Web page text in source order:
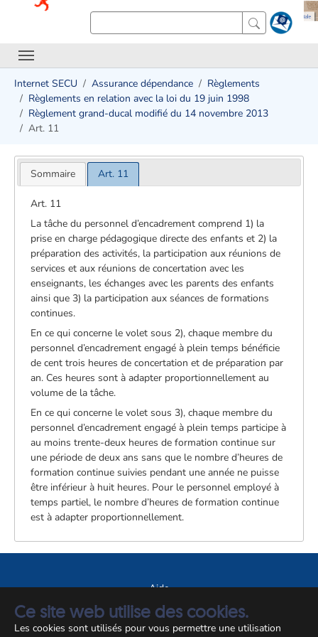
Ce site web utilise des cookies.
Les cookies sont utilisés pour vous permettre une utilisation
Internet SECU Assurance dépendance
Règlements
Règlements en relation avec la loi du 19 juin 1998
Règlement grand-ducal modifié du 14 novembre 2013
Art. 11
Sommaire Art. 11
Art. 11
La tâche du personnel d’encadrement comprend 1) la
prise en charge pédagogique directe des enfants et 2) la
préparation des activités, la participation aux réunions de
services et aux réunions de concertation avec les
enseignants, les échanges avec les parents des enfants
ainsi que 3) la participation aux séances de formations
continues.
En ce qui concerne le volet sous 2), chaque membre du
personnel d’encadrement engagé à plein temps bénéficie
de cent trois heures de concertation et de préparation par
an. Ces heures sont à adapter proportionnellement au
volume de la tâche.
En ce qui concerne le volet sous 3), chaque membre du
personnel d’encadrement engagé à plein temps participe à
au moins trente-deux heures de formation continue sur
une période de deux ans sans que le nombre d’heures de
formation continue suivies pendant une année ne puisse
être inférieur à huit heures. Pour le personnel employé à
temps partiel, le nombre d’heures de formation continue
est à adapter proportionnellement.
Aide
A propos du site
Notice légale